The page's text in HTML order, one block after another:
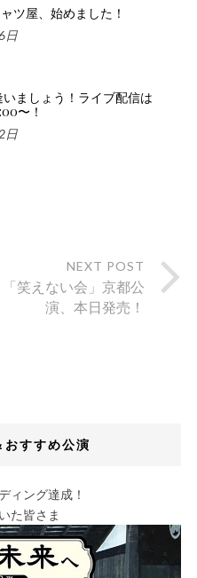
ツ屋、始めました！
日
いましょう！ライブ配信は
〜！
日
NEXT POST
「笑えない会」京都公
演、本日発売！
おすすめ公演
ィング達成！
た皆さま